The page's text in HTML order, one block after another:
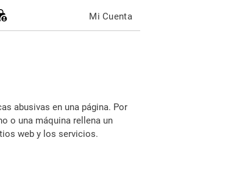
Mi Cuenta
abusivas en una página. Por
o una máquina rellena un
web y los servicios.